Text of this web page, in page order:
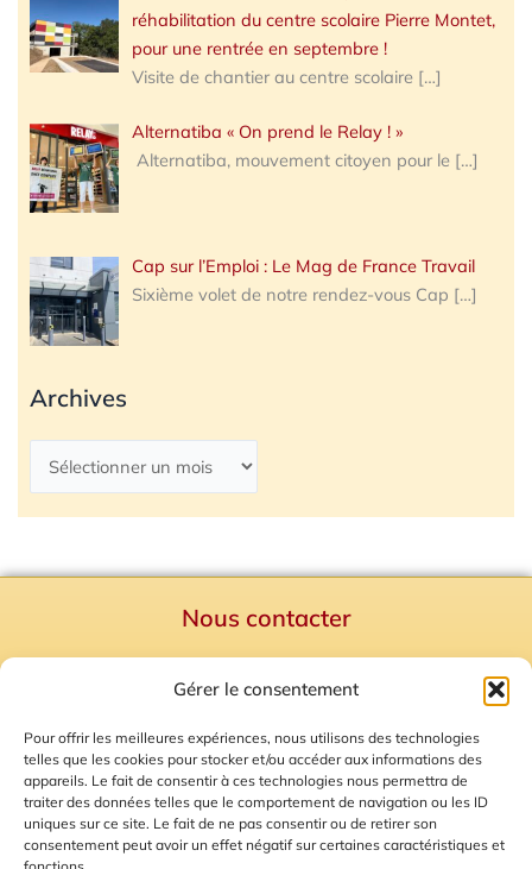
Gérer le consentement
Pour offrir les meilleures expériences, nous utilisons des technologies
telles que les cookies pour stocker et/ou accéder aux informations des
appareils. Le fait de consentir à ces technologies nous permettra de
traiter des données telles que le comportement de navigation ou les ID
uniques sur ce site. Le fait de ne pas consentir ou de retirer son
consentement peut avoir un effet négatif sur certaines caractéristiques et
réhabilitation du centre scolaire Pierre Montet,
pour une rentrée en septembre !
Visite de chantier au centre scolaire […]
Alternatiba « On prend le Relay ! »
Alternatiba, mouvement citoyen pour le […]
Cap sur l’Emploi : Le Mag de France Travail
Sixième volet de notre rendez-vous Cap […]
Archives
Nous contacter
Mentions Légales
Plan du site
Gestion des Cookies